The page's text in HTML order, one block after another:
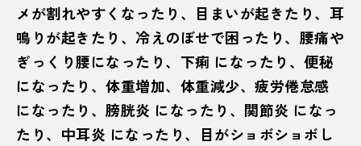
メが割れやすくなったり、目まいが起きたり、耳
鳴りが起きたり、冷えのぼせで困ったり、腰痛や
ぎっくり腰になったり、下痢 になったり、便秘
になったり、体重増加、体重減少、疲労倦怠感
になったり、膀胱炎 になったり、関節炎 になっ
たり、中耳炎 になったり、目がショボショボし